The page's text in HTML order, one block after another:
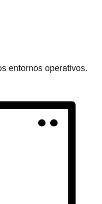
entornos operativos.